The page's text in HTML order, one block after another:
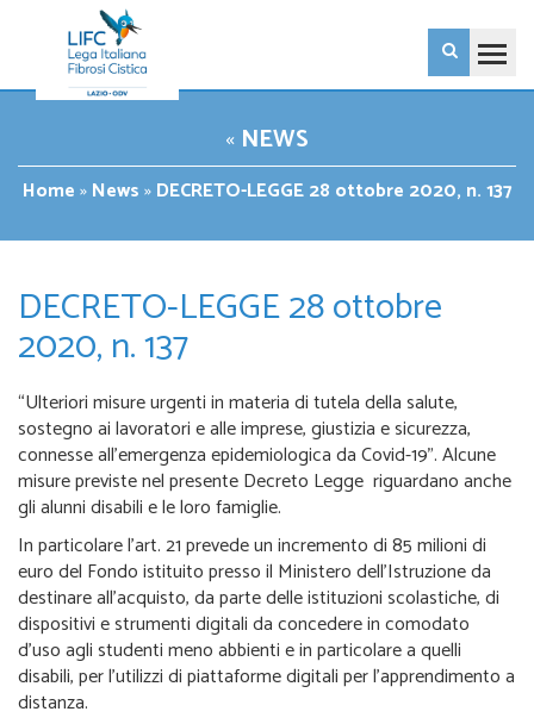
« NEWS
Home»News»DECRETO-LEGGE 28 ottobre 2020, n. 137
DECRETO-LEGGE 28 ottobre
2020, n. 137
“Ulteriori misure urgenti in materia di tutela della salute,
sostegno ai lavoratori e alle imprese, giustizia e sicurezza,
connesse all’emergenza epidemiologica da Covid-19”. Alcune
misure previste nel presente Decreto Legge riguardano anche
gli alunni disabili e le loro famiglie.
In particolare l’art. 21 prevede un incremento di 85 milioni di
euro del Fondo istituito presso il Ministero dell’Istruzione da
destinare all’acquisto, da parte delle istituzioni scolastiche, di
dispositivi e strumenti digitali da concedere in comodato
d’uso agli studenti meno abbienti e in particolare a quelli
disabili, per l’utilizzi di piattaforme digitali per l’apprendimento a
distanza.